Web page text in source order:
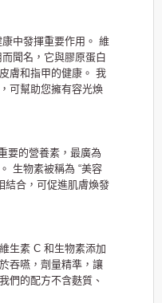
中發揮重要作用。 維
聞名，它與膠原蛋白
膚和指甲的健康。 我
可幫助您擁有容光煥
要的營養素，最廣為
生物素被稱為 “美容
結合，可促進肌膚煥發
生素 C 和生物素添加
吞嚥，劑量精準，讓
們的配方不含麩質、